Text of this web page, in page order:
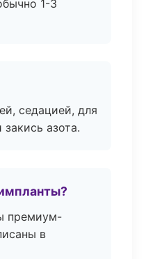
1-3
седацией, для
азота.
премиум-
в